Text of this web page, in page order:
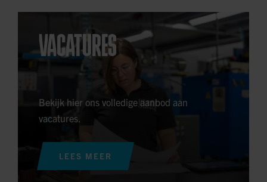
VACATURES
Bekijk hier ons volledige aanbod aan
vacatures.
LEES MEER